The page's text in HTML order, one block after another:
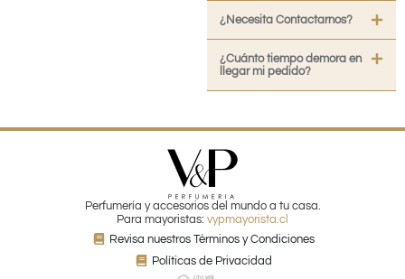
¿Necesita Contactarnos?
¿Cuánto tiempo demora en
llegar mi pedido?
Perfumería y accesorios del mundo a tu casa.
Para mayoristas: vypmayorista.cl
Revisa nuestros Términos y Condiciones
Políticas de Privacidad